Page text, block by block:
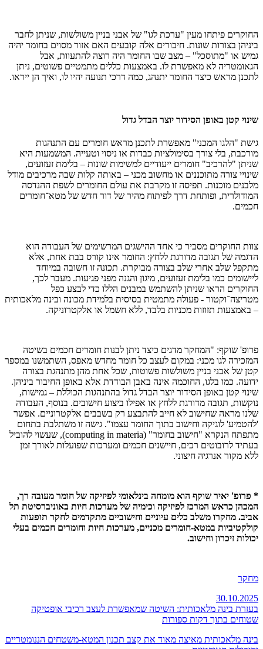
החוקרים פיתחו מעין "ערכת לגו" של אבני בניין משולשות, שניתן לחבר
ביניהן בצורות שונות. חיבורים אלה קובעים האם אזור מסוים בחומר יהיה
גמיש או "מתוסכל" – מצב שבו החומר היה רוצה להתעוות, אבל
הגאומטריה לא מאפשרת לו. באמצעות כללים מתמטיים פשוטים, ניתן
לתכנן מראש כיצד החומר יתנהג, כמה דרכי תנועה יהיו לו, ואיך הן ייראו.
שינוי קטן באופן הסידור יוצר הבדל גדול
גישת "הלגו המכני" מאפשרת לתכנן מראש חומרים עם התנהגות
מורכבת, בלי צורך בסימולציות כבדות או ניסוי וטעייה. המשמעות היא
שניתן "להרכיב" חומרים ייעודיים למשימות שונות – בלימת זעזועים,
שינויי צורה מתוכננים או מחשוב מכני – באותה קלות שבה מרכיבים מודל
מלבנים מוכנות. תפיסה זו מקרבת את עולם החומרים לשפת ההנדסה
המודולרית, ופותחת דרך לפיתוח מהיר של דור חדש של מטא־חומרים
חכמים.
צוות החוקרים מסביר כי אחד ההישגים המרשימים של העבודה הוא
הדגמה של תגובה מדורגת ללחץ: החומר אינו קורס בבת אחת, אלא
מתקפל שלב אחרי שלב בצורה מבוקרת. תכונה זו חשובה במיוחד
ליישומים כמו בלימת זעזועים, מיגון והגנה מפני פגיעות. מעבר לכך,
החוקרים הראו שניתן להשתמש במבנים הללו כדי לבצע כפל
מטריצה־וקטור - פעולה מתמטית בסיסית בלמידת מכונה ובינה מלאכותית
– באמצעות תזוזות מכניות בלבד, ללא חשמל או אלקטרוניקה.
פרופ' שוקף: "המחקר מדגים כיצד ניתן לבנות חומרים חכמים בשיטה
המזכירה לגו מכני: במקום לעצב כל חומר מחדש מאפס, השתמשנו במספר
קטן של אבני בניין משולשות פשוטות, שכל אחת מהן מתנהגת בצורה
ידועה. כמו בלגו, החוכמה אינה באבן הבודדת אלא באופן החיבור ביניהן.
שינוי קטן באופן הסידור יוצר הבדל גדול בהתנהגות הכוללת – גמישות,
נוקשות, תגובה מדורגת ללחץ או אפילו ביצוע חישובים. בנוסף, העבודה
שלנו מראה שחישוב לא חייב להתבצע רק בשבבים אלקטרוניים. אפשר
'להטמיע' לוגיקה וחישוב בתוך החומר עצמו". גישה זו משתלבת בתחום
מתפתח הנקרא "חישוב בחומר" (computing in materia), שעשוי להוביל
בעתיד לרובוטים רכים, חיישנים חכמים ומערכות שפועלות לאורך זמן
ללא מקור אנרגיה חיצוני.
* פרופ' יאיר שוקף הוא מומחה בינלאומי לפיזיקה של חומר מעובה רך,
המכהן כראש המרכז לפיזיקה וכימיה של מערכות חיות באוניברסיטת תל
אביב. מחקרו משלב כלים עיוניים וחישוביים מתקדמים לחקר תופעות
קולקטיביות במטא-חומרים מכניים, מערכות חיות וחומרים חכמים בעלי
יכולות זיכרון וחישוב.
מחקר
30.10.2025
בעזרת בינה מלאכותית: השיטה שמאפשרת לעצב רכיבי אופטיקה
שטוחים בתוך דקות ספורות
בינה מלאכותית מאיצה מאוד את קצב תכנון המטא-משטחים הננומטריים